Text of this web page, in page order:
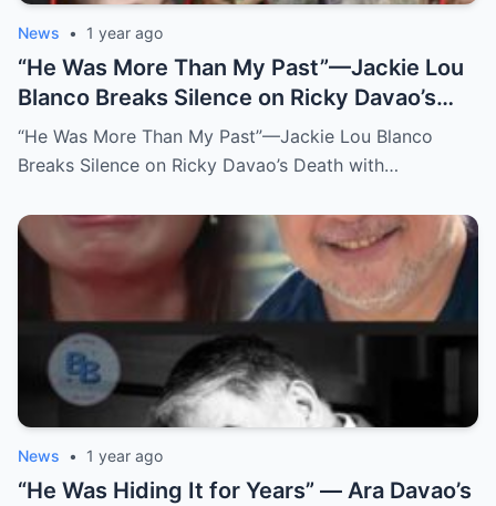
News • 1 year ago
“He Was More Than My Past”—Jackie Lou
Blanco Breaks Silence on Ricky Davao’s
Death with Heartfelt Farewell
“He Was More Than My Past”—Jackie Lou Blanco
Breaks Silence on Ricky Davao’s Death with…
News • 1 year ago
“He Was Hiding It for Years” — Ara Davao’s